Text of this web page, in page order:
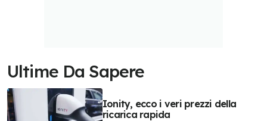
Ultime Da Sapere
Ionity, ecco i veri prezzi della
ricarica rapida